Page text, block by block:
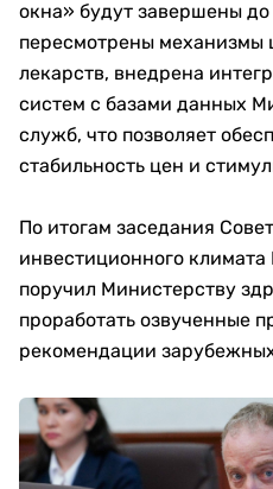
окна» будут завершены
пересмотрены механизмы
лекарств, внедрена
систем с базами данных
служб, что позволяет
стабильность цен и
По итогам заседания
инвестиционного
поручил Министерству
проработать озвученные
рекомендации